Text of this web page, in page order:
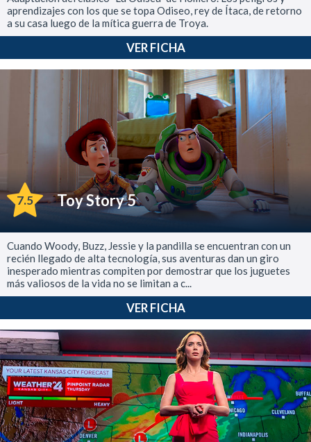
aprendizajes con los que se topa Odiseo, rey de Ítaca, de retorno
a su casa luego de la mítica guerra de Troya.
VER FICHA
7.5 Toy Story 5
Cuando Woody, Buzz, Jessie y la pandilla se encuentran con un
recién llegado de alta tecnología, sus aventuras dan un giro
inesperado mientras compiten por demostrar que los juguetes
más valiosos de la vida no se limitan a c...
VER FICHA